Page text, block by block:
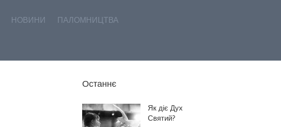
НОВИНИ ПАЛОМНИЦТВА
Останнє
Як діє Дух
Святий?